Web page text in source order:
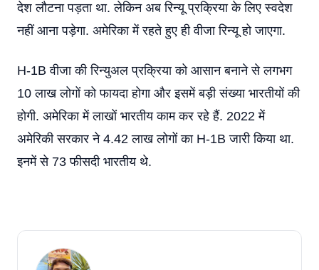
देश लौटना पड़ता था. लेकिन अब रिन्यू प्रक्रिया के लिए स्वदेश
नहीं आना पड़ेगा. अमेरिका में रहते हुए ही वीजा रिन्यू हो जाएगा.
H-1B वीजा की रिन्युअल प्रक्रिया को आसान बनाने से लगभग
10 लाख लोगों को फायदा होगा और इसमें बड़ी संख्या भारतीयों की
होगी. अमेरिका में लाखों भारतीय काम कर रहे हैं. 2022 में
अमेरिकी सरकार ने 4.42 लाख लोगों का H-1B जारी किया था.
इनमें से 73 फीसदी भारतीय थे.